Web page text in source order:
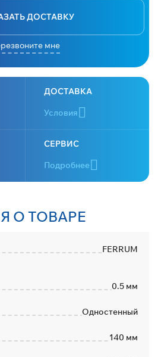
ДОСТАВКУ
мне
ДОСТАВКА
Условия
СЕРВИС
Подробнее
О ТОВАРЕ
FERRUM
0.5 мм
Одностенный
140 мм